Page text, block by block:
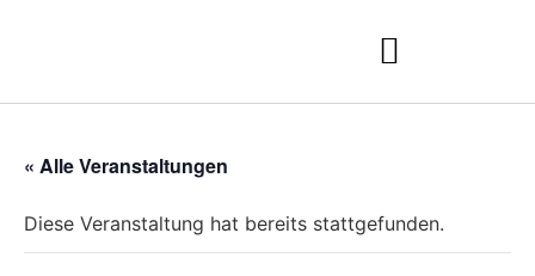
« Alle Veranstaltungen
Diese Veranstaltung hat bereits stattgefunden.